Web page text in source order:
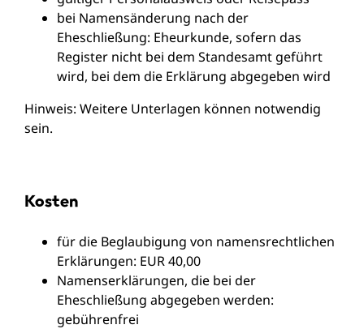
bei Namensänderung nach der
Eheschließung: Eheurkunde, sofern das
Register nicht bei dem Standesamt geführt
wird, bei dem die Erklärung abgegeben wird
Hinweis: Weitere Unterlagen können notwendig
sein.
Kosten
für die Beglaubigung von namensrechtlichen
Erklärungen: EUR 40,00
Namenserklärungen, die bei der
Eheschließung abgegeben werden:
gebührenfrei